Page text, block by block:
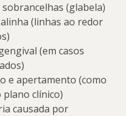
(glabela)
(linhas ao redor
(em casos
e apertamento (como
plano clínico)
causada por